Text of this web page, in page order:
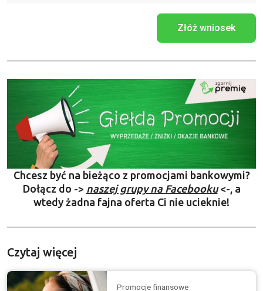
Złóż wniosek
Chcesz być na bieżąco z promocjami bankowymi?
Dołącz do -> naszej grupy na Facebooku<-, a
wtedy żadna fajna oferta Ci nie ucieknie!
Czytaj więcej
Promocje finansowe